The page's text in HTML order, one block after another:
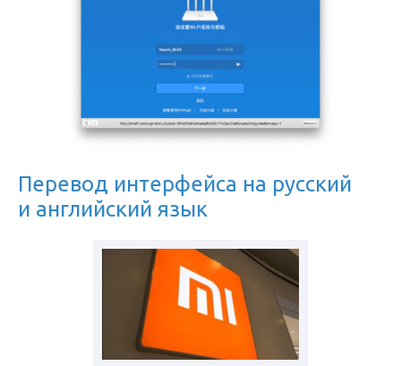
Перевод интерфейса на русский
и английский язык